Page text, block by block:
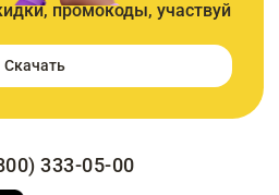
промокоды, участвуй
Скачать
333-05-00